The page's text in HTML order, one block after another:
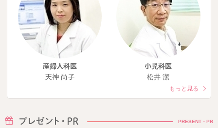
産婦人科医
天神 尚子
小児科医
松井 潔
もっと見る
PRESENT・PR